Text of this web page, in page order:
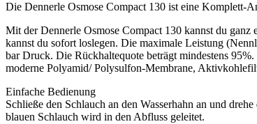
Die Dennerle Osmose Compact 130 ist eine Komplett-
Mit der Dennerle Osmose Compact 130 kannst du ganz
kannst du sofort loslegen. Die maximale Leistung
bar Druck. Die Rückhaltequote beträgt mindestens
moderne Polyamid/ Polysulfon-Membrane,
Einfache Bedienung
Schließe den Schlauch an den Wasserhahn an und
blauen Schlauch wird in den Abfluss geleitet.